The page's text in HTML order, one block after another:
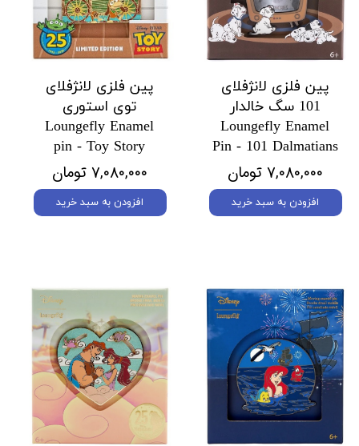
پین فلزی لانژفلای
101 سگ خالدار
Loungefly Enamel
Pin - 101 Dalmatians
۷,۰۸۰,۰۰۰ تومان
افزودن به سبد خرید
پین فلزی لانژفلای
توی استوری
Loungefly Enamel
pin - Toy Story
۷,۰۸۰,۰۰۰ تومان
افزودن به سبد خرید